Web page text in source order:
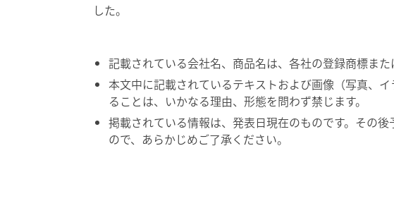
した。
記載されている会社名、商品名は、各社の登録商標また
本文中に記載されているテキストおよび画像（写真、
ることは、いかなる理由、形態を問わず禁じます。
掲載されている情報は、発表日現在のものです。その
ので、あらかじめご了承ください。